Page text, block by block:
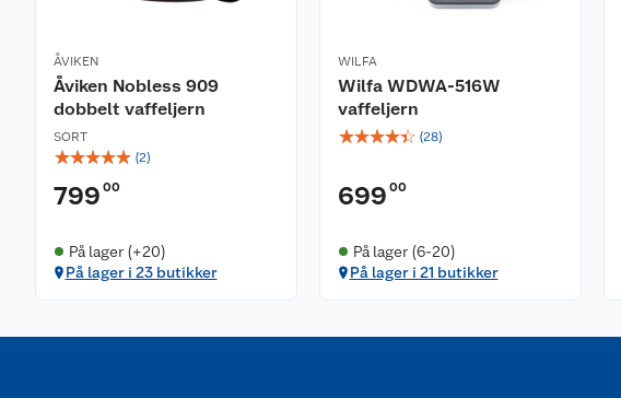
ÅVIKEN
Åviken Nobless 909
dobbelt vaffeljern
SORT
☆☆☆☆☆ (2)
799 00
På lager (+20)
På lager i 23 butikker
WILFA
Wilfa WDWA-516W
vaffeljern
☆☆☆☆☆ (28)
699 00
På lager (6-20)
På lager i 21 butikker